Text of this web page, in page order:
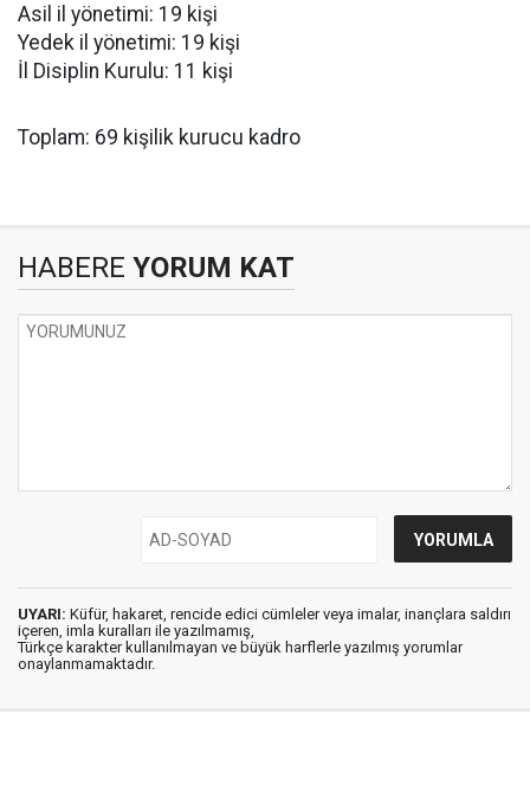
Asil il yönetimi: 19 kişi
Yedek il yönetimi: 19 kişi
İl Disiplin Kurulu: 11 kişi
Toplam: 69 kişilik kurucu kadro
HABERE YORUM KAT
UYARI: Küfür, hakaret, rencide edici cümleler veya imalar, inançlara saldırı
içeren, imla kuralları ile yazılmamış,
Türkçe karakter kullanılmayan ve büyük harflerle yazılmış yorumlar
onaylanmamaktadır.